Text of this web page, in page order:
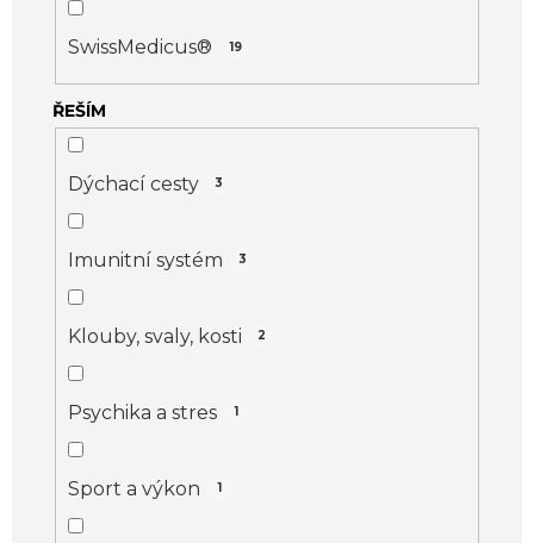
SwissMedicus® 19
ŘEŠÍM
Dýchací cesty 3
Imunitní systém 3
Klouby, svaly, kosti 2
Psychika a stres 1
Sport a výkon 1